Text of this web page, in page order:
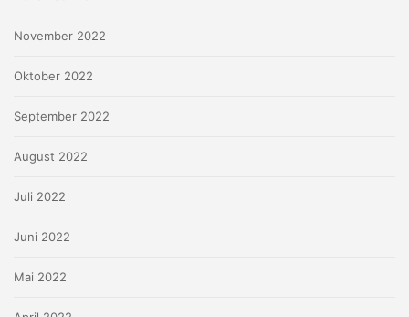
November 2022
Oktober 2022
September 2022
August 2022
Juli 2022
Juni 2022
Mai 2022